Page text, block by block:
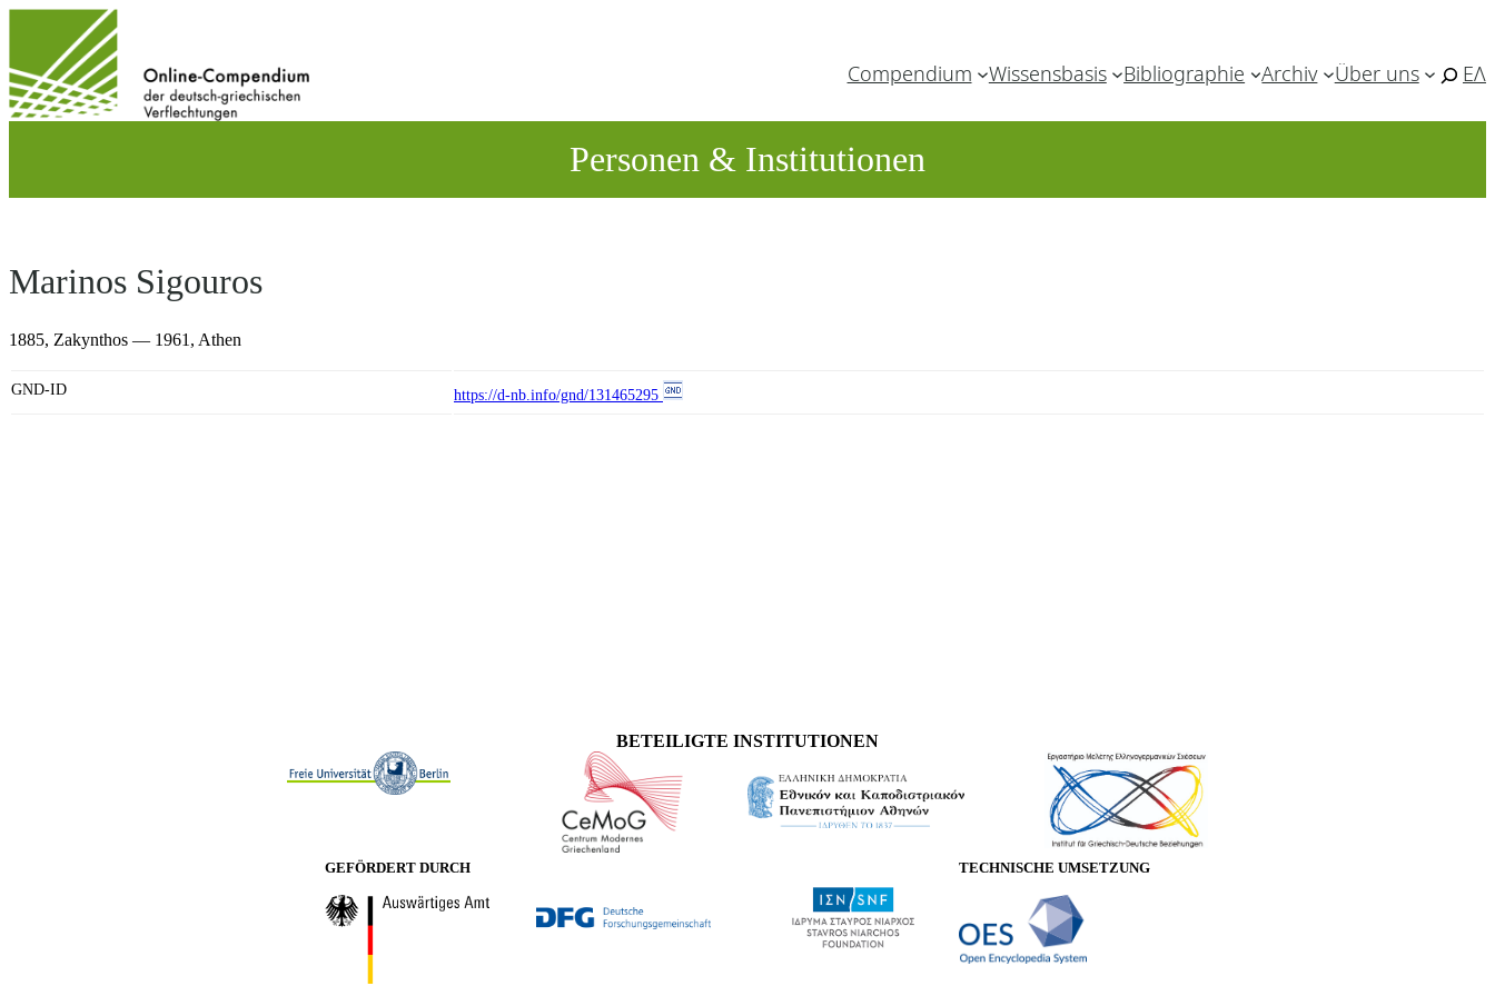
wechseln
Compendium Wissensbasis Bibliographie Archiv Über uns ΕΛ
Personen & Institutionen
Marinos Sigouros
1885, Zakynthos — 1961, Athen
GND-ID https://d-nb.info/gnd/131465295
BETEILIGTE INSTITUTIONEN
GEFÖRDERT DURCH TECHNISCHE UMSETZUNG